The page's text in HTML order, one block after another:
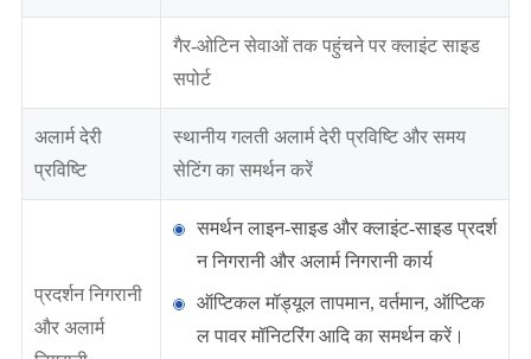
गैर-ओटिन सेवाओं तक पहुंचने पर क्लाइंट साइड
सपोर्ट
अलार्म देरी
प्रविष्टि
स्थानीय गलती अलार्म देरी प्रविष्टि और समय
सेटिंग का समर्थन करें
प्रदर्शन निगरानी
और अलार्म
समर्थन लाइन-साइड और क्लाइंट-साइड प्रदर्श
न निगरानी और अलार्म निगरानी कार्य
ऑप्टिकल मॉड्यूल तापमान, वर्तमान, ऑप्टिक
ल पावर मॉनिटरिंग आदि का समर्थन करें।